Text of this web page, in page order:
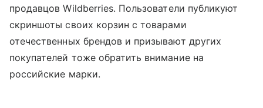
продавцов Wildberries. Пользователи публикуют
скриншоты своих корзин с товарами
отечественных брендов и призывают других
покупателей тоже обратить внимание на
российские марки.